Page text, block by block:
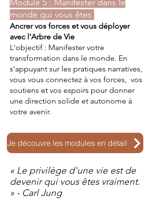
Module 5 : Manifester dans le
monde qui vous êtes
Ancrer vos forces et vous déployer
avec l'Arbre de Vie
L'objectif : Manifester votre
transformation dans le monde. En
s'appuyant sur les pratiques narratives,
vous vous connectez à vos forces, vos
soutiens et vos espoirs pour donner
une direction solide et autonome à
votre avenir.
Je découvre les modules en détail
« Le privilège d'une vie est de
devenir qui vous êtes vraiment.
» - Carl Jung